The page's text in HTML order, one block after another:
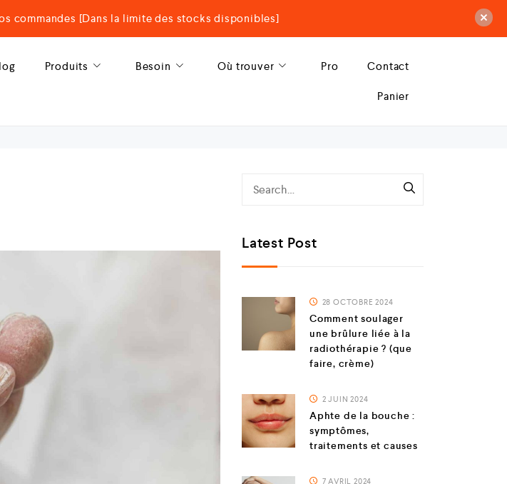
Produits Besoin Où trouver Pro Contact
Panier
Latest Post
28 OCTOBRE 2024
Comment soulager
une brûlure liée à la
radiothérapie ? (que
faire, crème)
2 JUIN 2024
Aphte de la bouche :
symptômes,
traitements et causes
7 AVRIL 2024
commandes [Dans la limite des stocks disponibles]